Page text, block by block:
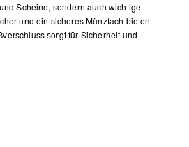
Scheine, sondern auch wichtige
und ein sicheres Münzfach bieten
sorgt für Sicherheit und